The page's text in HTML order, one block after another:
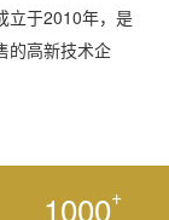
立于2010年，是
的高新技术企
1000+